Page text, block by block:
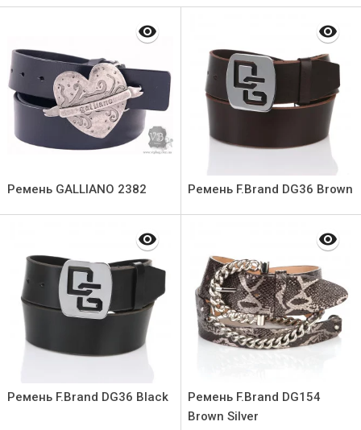
Ремень GALLIANO 2382 Ремень F.Brand DG36 Brown
Ремень F.Brand DG36 Black
Ремень F.Brand DG154
Brown Silver